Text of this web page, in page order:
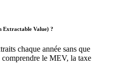
Extractable Value) ?
chaque année sans que
comprendre le MEV, la taxe